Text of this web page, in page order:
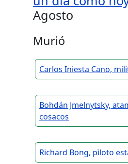
Agosto
Murió
Carlos Iniesta Cano,
Bohdán Jmelnytsky,
cosacos
Richard Bong, pìloto